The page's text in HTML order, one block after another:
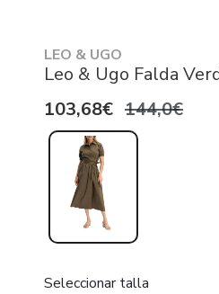
LEO & UGO
Leo & Ugo Falda
103,68€ 144,0€
Seleccionar talla